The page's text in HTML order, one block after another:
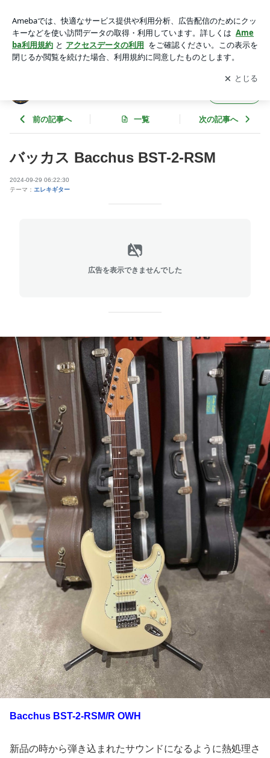
ログ
アプリをダウンロードして ブログの更新通知
を受け取りまし
ょう。
開く
前の記事へ 一覧 次の記事へ
バッカス Bacchus BST-2-RSM
2024-09-29 06:22:30
テーマ： エレキギター
広告を表示できませんでした
Bacchus BST-2-RSM/R OWH
新品の時から弾き込まれたサウンドになるように熱処理さ